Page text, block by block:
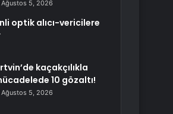
Ağustos 5, 2026
optik alıcı-vericilere
kaçakçılıkla
10 gözaltı!
Ağustos 5, 2026